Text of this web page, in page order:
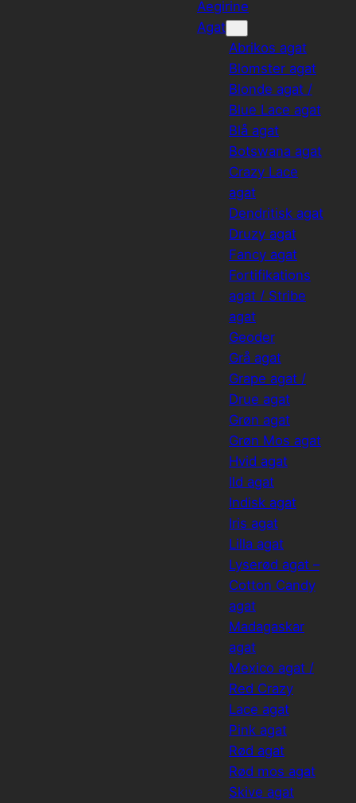
Aegirine
Agat
Abrikos agat
Blomster agat
Blonde agat /
Blue Lace agat
Blå agat
Botswana agat
Crazy Lace
agat
Dendritisk agat
Druzy agat
Fancy agat
Fortifikations
agat / Stribe
agat
Geoder
Grå agat
Grape agat /
Drue agat
Grøn agat
Grøn Mos agat
Hvid agat
Ild agat
Indisk agat
Iris agat
Lilla agat
Lyserød agat –
Cotton Candy
agat
Madagaskar
agat
Mexico agat /
Red Crazy
Lace agat
Pink agat
Rød agat
Rød mos agat
Skive agat